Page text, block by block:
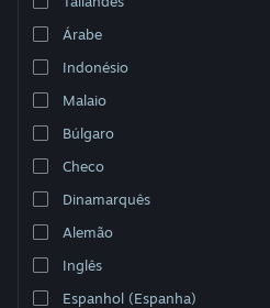
Ver versão para computadores
Árabe
Indonésio
Malaio
Búlgaro
Checo
Dinamarquês
Alemão
Inglês
Espanhol (Espanha)